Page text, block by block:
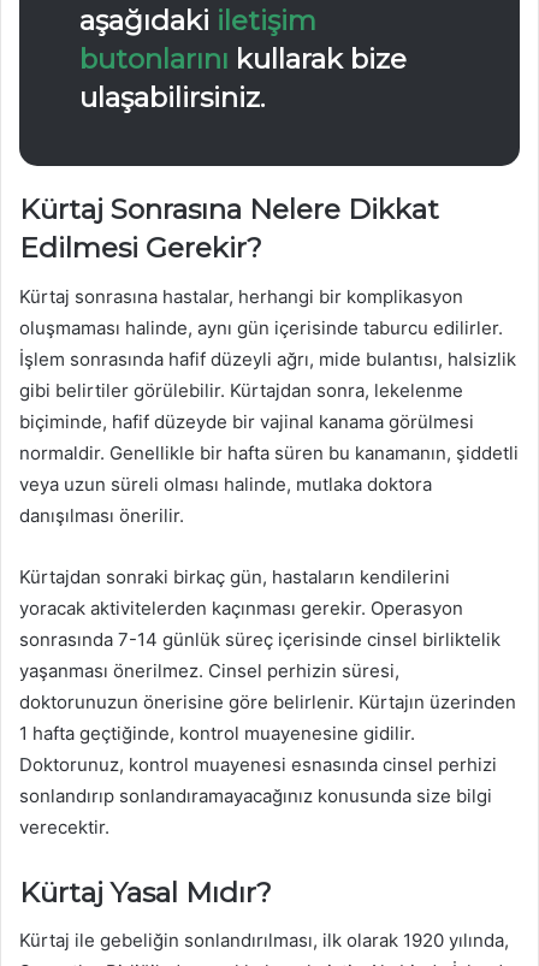
aşağıdaki iletişim
butonlarını kullarak bize
ulaşabilirsiniz.
Kürtaj Sonrasına Nelere Dikkat
Edilmesi Gerekir?
Kürtaj sonrasına hastalar, herhangi bir komplikasyon
oluşmaması halinde, aynı gün içerisinde taburcu edilirler.
İşlem sonrasında hafif düzeyli ağrı, mide bulantısı, halsizlik
gibi belirtiler görülebilir. Kürtajdan sonra, lekelenme
biçiminde, hafif düzeyde bir vajinal kanama görülmesi
normaldir. Genellikle bir hafta süren bu kanamanın, şiddetli
veya uzun süreli olması halinde, mutlaka doktora
danışılması önerilir.
Kürtajdan sonraki birkaç gün, hastaların kendilerini
yoracak aktivitelerden kaçınması gerekir. Operasyon
sonrasında 7-14 günlük süreç içerisinde cinsel birliktelik
yaşanması önerilmez. Cinsel perhizin süresi,
doktorunuzun önerisine göre belirlenir. Kürtajın üzerinden
1 hafta geçtiğinde, kontrol muayenesine gidilir.
Doktorunuz, kontrol muayenesi esnasında cinsel perhizi
sonlandırıp sonlandıramayacağınız konusunda size bilgi
verecektir.
Kürtaj Yasal Mıdır?
Kürtaj ile gebeliğin sonlandırılması, ilk olarak 1920 yılında,